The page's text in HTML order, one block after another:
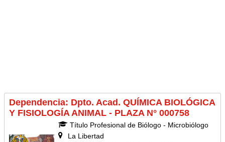
Dependencia: Dpto. Acad. QUÍMICA BIOLÓGICA
Y FISIOLOGÍA ANIMAL - PLAZA N° 000758
Título Profesional de Biólogo - Microbiólogo
La Libertad